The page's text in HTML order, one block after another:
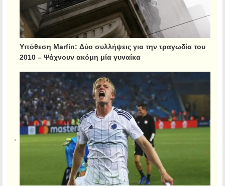
Υπόθεση Marfin: Δύο συλλήψεις για την τραγωδία του
2010 – Ψάχνουν ακόμη μία γυναίκα